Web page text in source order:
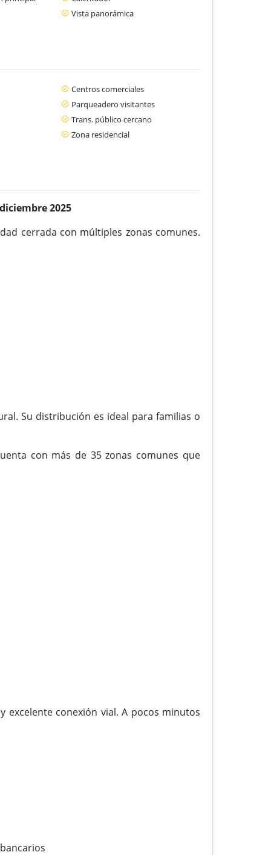
Vista panorámica
Centros comerciales
Parqueadero visitantes
Trans. público cercano
Zona residencial
2025
cerrada con múltiples zonas comunes.
Su distribución es ideal para familias o
con más de 35 zonas comunes que
excelente conexión vial. A pocos minutos